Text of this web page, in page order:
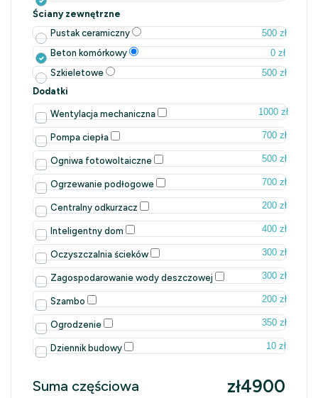
Ściany zewnętrzne
Pustak ceramiczny
500 zł
Beton komórkowy
0 zł
Szkieletowe
500 zł
Dodatki
Wentylacja mechaniczna 1000 zł
Pompa ciepła 700 zł
Ogniwa fotowoltaiczne 500 zł
Ogrzewanie podłogowe 700 zł
Centralny odkurzacz 200 zł
Inteligentny dom 400 zł
Oczyszczalnia ścieków 300 zł
Zagospodarowanie wody deszczowej 300 zł
Szambo 200 zł
Ogrodzenie 350 zł
Dziennik budowy 10 zł
Suma częściowa zł4900